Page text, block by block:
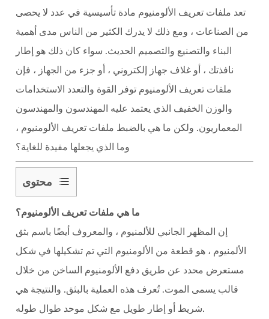
تعد ملفات تعريف الألومنيوم مادة تأسيسية في عدد لا يحصى
من الصناعات ، ومع ذلك لا يدرك الكثير من الناس مدى أهمية
البناء والتصنيع والتصميم الحديث. سواء كان ذلك هو إطار
نافذتك ، أو غلاف جهاز إلكتروني ، أو جزء من الجهاز ، فإن
ملفات تعريف الألومنيوم توفر القوة والتعدد الاستخدامات
والوزن الخفيف الذي يعتمد عليه المهندسون والمهندسون
المعماريون. ولكن ما هي بالضبط ملفات تعريف الألومنيوم ،
وما الذي يجعلها مفيدة للغاية؟
محتوى
1
ما
هي
ملفات
تعريف
الألومنيوم؟
2
لماذا
ما هي ملفات تعريف الألومنيوم؟
إن المظهر الجانبي للألمنيوم ، والمعروف أيضًا باسم بثق
الألمنيوم ، هو قطعة من الألومنيوم التي تم تشكيلها في شكل
مستعرض محدد عن طريق دفع الألومنيوم الساخن من خلال
قالب يسمى الموت. تُعرف هذه العملية بالبثق. والنتيجة هي
شريط أو إطار طويل مع شكل موحد طوال طوله.